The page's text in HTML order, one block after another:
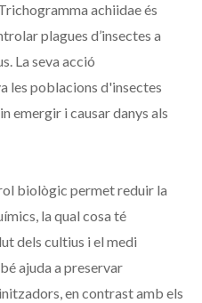
achiidae és
plagues d’insectes a
La seva acció
les poblacions d'insectes
emergir i causar danys als
biològic permet reduir la
la qual cosa té
dels cultius i el medi
ajuda a preservar
en contrast amb els